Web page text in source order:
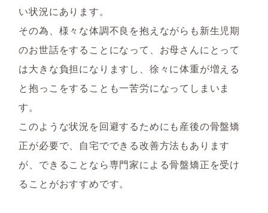
い状況にあります。
その為、様々な体調不良を抱えながらも新生児期
のお世話をすることになって、お母さんにとって
は大きな負担になりますし、徐々に体重が増える
と抱っこをすることも一苦労になってしまいま
す。
このような状況を回避するためにも産後の骨盤矯
正が必要で、自宅でできる改善方法もあります
が、できることなら専門家による骨盤矯正を受け
ることがおすすめです。